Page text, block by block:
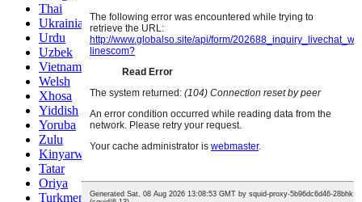
Thai
Ukrainian
Urdu
Uzbek
Vietnamese
Welsh
Xhosa
Yiddish
Yoruba
Zulu
Kinyarwanda
Tatar
Oriya
Turkmen